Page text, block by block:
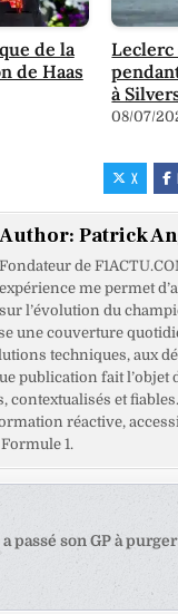
de la
de Haas
Leclerc
à
08/07/
X
Author: Patrick
Fondateur de
expérience me permet
sur l’évolution du
une couverture
techniques, aux
publication fait
contextualisés et
réactive,
1.
passé son GP à